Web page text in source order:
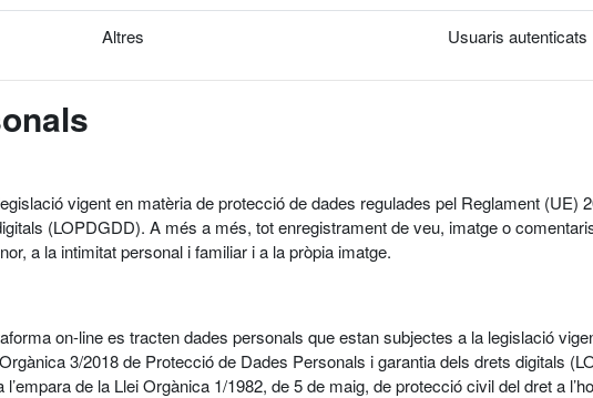
Altres Usuaris autenticats
vigent en matèria de protecció de dades regulades pel Reglament (UE)
(LOPDGDD). A més a més, tot enregistrament de veu, imatge o
a la intimitat personal i familiar i a la pròpia imatge.
on-line es tracten dades personals que estan subjectes a la legislació
3/2018 de Protecció de Dades Personals i garantia dels drets digitals
de la Llei Orgànica 1/1982, de 5 de maig, de protecció civil del dret a